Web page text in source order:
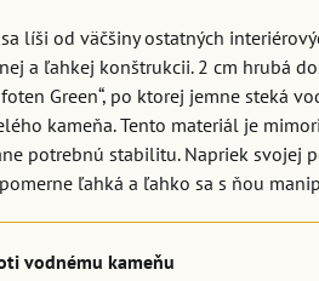
líši od väčšiny ostatných
a ľahkej konštrukcii. 2 cm hrubá
Green“, po ktorej jemne steká
kameňa. Tento materiál je
potrebnú stabilitu. Napriek svojej
ľahká a ľahko sa s ňou
vodnému kameňu